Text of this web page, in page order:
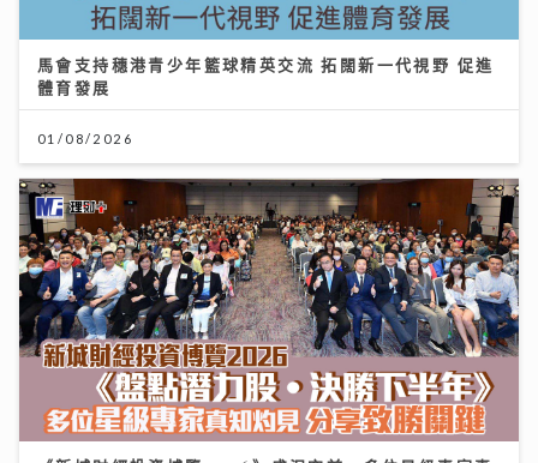
馬會支持穗港青少年籃球精英交流 拓闊新一代視野 促進
體育發展
01/08/2026